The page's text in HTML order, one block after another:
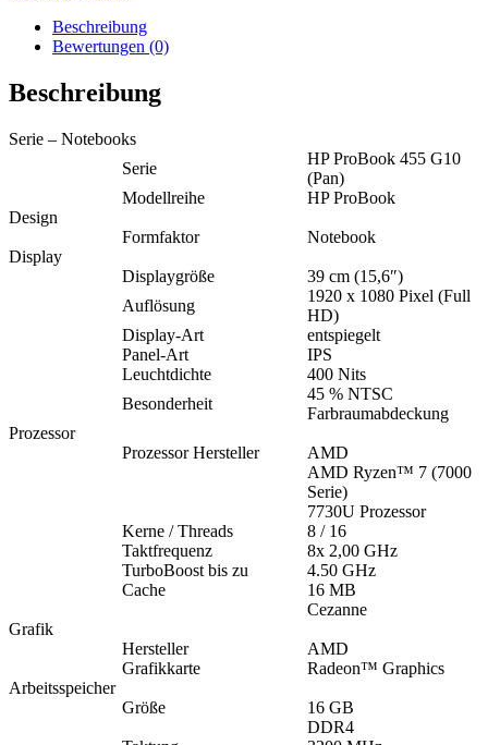
Beschreibung
Bewertungen (0)
Beschreibung
Serie – Notebooks
Serie
HP ProBook 455 G10
(Pan)
Modellreihe
HP ProBook
Design
Formfaktor
Notebook
Display
Displaygröße
39 cm (15,6″)
Auflösung
1920 x 1080 Pixel (Full
HD)
Display-Art
entspiegelt
Panel-Art
IPS
Leuchtdichte
400 Nits
Besonderheit
45 % NTSC
Farbraumabdeckung
Prozessor
Prozessor Hersteller
AMD
AMD Ryzen™ 7 (7000
Serie)
7730U Prozessor
Kerne / Threads
8 / 16
Taktfrequenz
8x 2,00 GHz
TurboBoost bis zu
4.50 GHz
Cache
16 MB
Cezanne
Grafik
Hersteller
AMD
Grafikkarte
Radeon™ Graphics
Arbeitsspeicher
Größe
16 GB
DDR4